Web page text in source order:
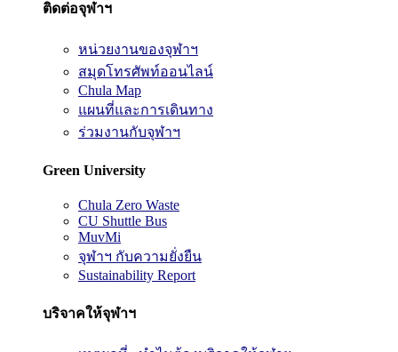
ติดต่อจุฬาฯ
หน่วยงานของจุฬาฯ
สมุดโทรศัพท์ออนไลน์
Chula Map
แผนที่และการเดินทาง
ร่วมงานกับจุฬาฯ
Green University
Chula Zero Waste
CU Shuttle Bus
MuvMi
จุฬาฯ กับความยั่งยืน
Sustainability Report
บริจาคให้จุฬาฯ